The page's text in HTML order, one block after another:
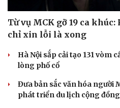
Từ vụ MCK gỡ 19 ca
chỉ xin lỗi là xong
Hà Nội sắp cải tạo 131 vòm
lòng phố cổ
Đưa bản sắc văn hóa người
phát triển du lịch cộng đồng